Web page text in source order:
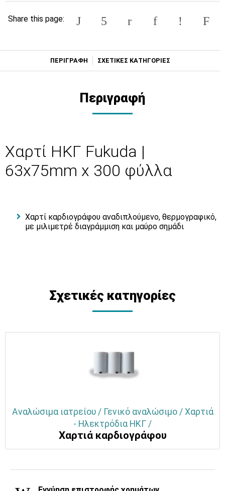
Share this page:
ΠΕΡΙΓΡΑΦΗ ΣΧΕΤΙΚΕΣ ΚΑΤΗΓΟΡΙΕΣ
Περιγραφή
Χαρτί ΗΚΓ Fukuda |
63x75mm x 300 φύλλα
Xαρτί καρδιογράφου αναδιπλούμενο, θερμογραφικό,
με μιλιμετρέ διαγράμμιση και μαύρο σημάδι
Σχετικές κατηγορίες
Αναλώσιμα ιατρείου / Γενικό αναλώσιμο / Χαρτιά
- Ηλεκτρόδια ΗΚΓ /
Χαρτιά καρδιογράφου